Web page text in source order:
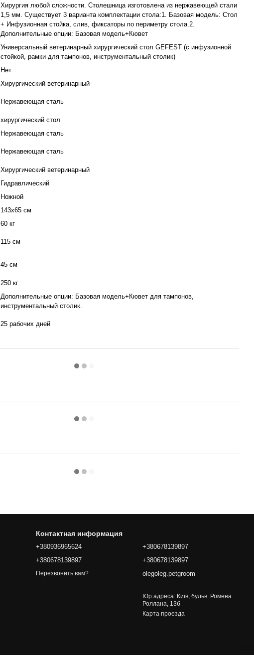
Хирургия любой сложности. Столешница изготовлена из нержавеющей стали
1,5 мм. Существует 3 варианта комплектации стола:1. Базовая модель: Стол
+ Инфузионная стойка, слив, фиксаторы по периметру стола.2.
Дополнительные опции: Базовая модель+Кювет
Универсальный ветеринарный хирургический стол GEFEST (с инфузионной
стойкой, рамки для тампонов, инструментальный столик)
Нет
Хирургический ветеринарный
Нержавеющая сталь
хирургический стол
Нержавеющая сталь
Нержавеющая сталь
Хирургический ветеринарный
Гидравлический
Ножной
143x65 см
60 кг
115 см
45 см
250 кг
Дополнительные опции: Базовая модель+Кювет для тампонов,
инструментальный столик.
25 рабочих дней
Контактная информация
+380936965624
+380678139897
Перезвонить вам?
+380678139897
+380678139897
olegoleg.petgroom
Юр.адреса: Київ, бульв. Ромена
Роллана, 13б
Карта проезда